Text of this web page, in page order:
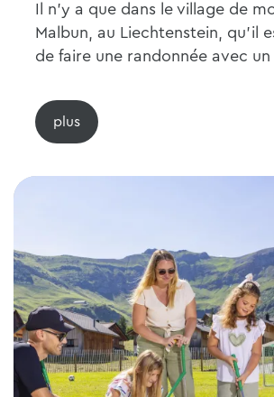
Il n'y a que dans le village de
Malbun, au Liechtenstein, qu'il
de faire une randonnée avec un